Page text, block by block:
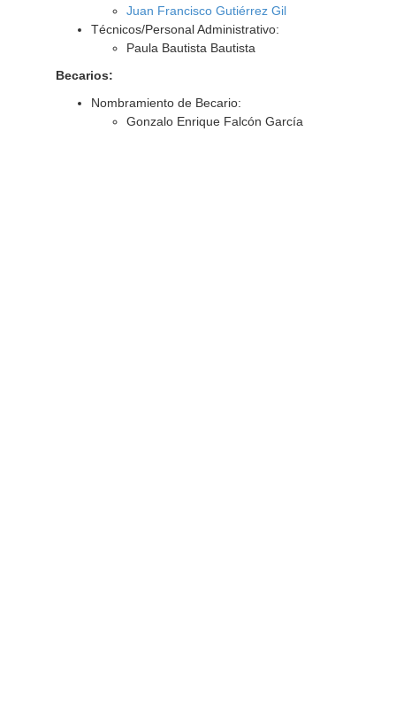
Juan Francisco Gutiérrez Gil
Técnicos/Personal Administrativo:
Paula Bautista Bautista
Becarios:
Nombramiento de Becario:
Gonzalo Enrique Falcón García